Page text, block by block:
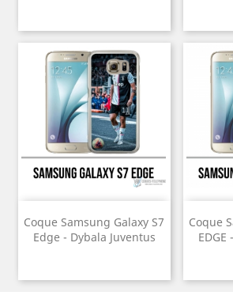
Coque Samsung Galaxy S7
Edge - Dybala Juventus
Coque
EDGE